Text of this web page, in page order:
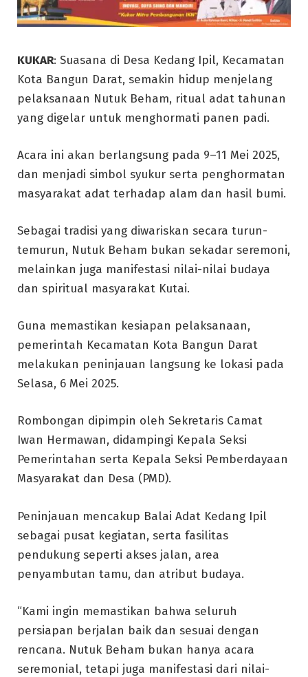
KUKAR: Suasana di Desa Kedang Ipil, Kecamatan
Kota Bangun Darat, semakin hidup menjelang
pelaksanaan Nutuk Beham, ritual adat tahunan
yang digelar untuk menghormati panen padi.
Acara ini akan berlangsung pada 9–11 Mei 2025,
dan menjadi simbol syukur serta penghormatan
masyarakat adat terhadap alam dan hasil bumi.
Sebagai tradisi yang diwariskan secara turun-
temurun, Nutuk Beham bukan sekadar seremoni,
melainkan juga manifestasi nilai-nilai budaya
dan spiritual masyarakat Kutai.
Guna memastikan kesiapan pelaksanaan,
pemerintah Kecamatan Kota Bangun Darat
melakukan peninjauan langsung ke lokasi pada
Selasa, 6 Mei 2025.
Rombongan dipimpin oleh Sekretaris Camat
Iwan Hermawan, didampingi Kepala Seksi
Pemerintahan serta Kepala Seksi Pemberdayaan
Masyarakat dan Desa (PMD).
Peninjauan mencakup Balai Adat Kedang Ipil
sebagai pusat kegiatan, serta fasilitas
pendukung seperti akses jalan, area
penyambutan tamu, dan atribut budaya.
“Kami ingin memastikan bahwa seluruh
persiapan berjalan baik dan sesuai dengan
rencana. Nutuk Beham bukan hanya acara
seremonial, tetapi juga manifestasi dari nilai-